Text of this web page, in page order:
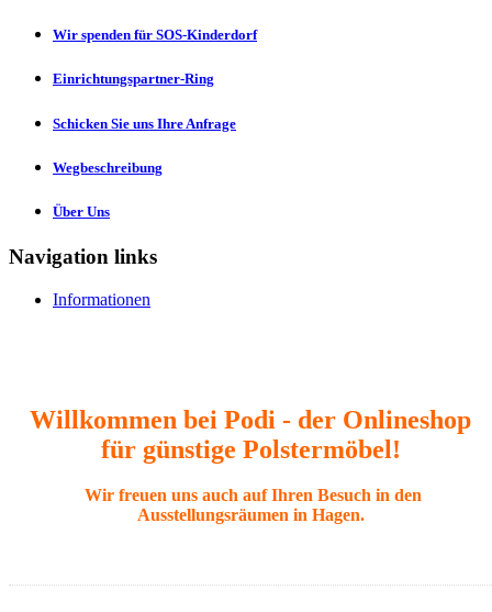
Wir spenden für SOS-Kinderdorf
Einrichtungspartner-Ring
Schicken Sie uns Ihre Anfrage
Wegbeschreibung
Über Uns
Navigation links
Informationen
Willkommen bei Podi - der Onlineshop
für günstige Polstermöbel!
Wir freuen uns auch auf Ihren Besuch in den
Ausstellungsräumen in Hagen.